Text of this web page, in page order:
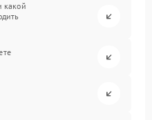
какой